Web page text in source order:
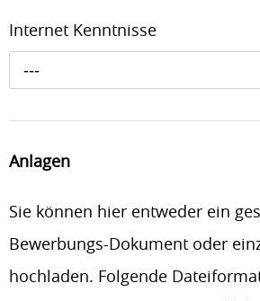
Internet Kenntnisse
---
Anlagen
Sie können hier entweder ein
Bewerbungs-Dokument oder
hochladen. Folgende